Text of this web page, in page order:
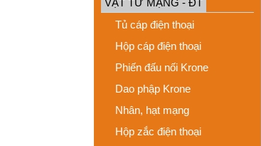
VẬT TƯ MẠNG - ĐT
Tủ cáp điện thoại
Hộp cáp điện thoại
Phiến đấu nối Krone
Dao phập Krone
Nhân, hạt mạng
Hộp zắc điện thoại